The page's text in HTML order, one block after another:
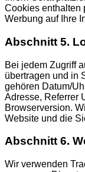
Cookies enthalten
Werbung auf Ihre
Abschnitt 5.
Bei jedem Zugriff
übertragen und in
gehören Datum/
Adresse, Referrer
Browserversion.
Website und die
Abschnitt 6.
Wir verwenden